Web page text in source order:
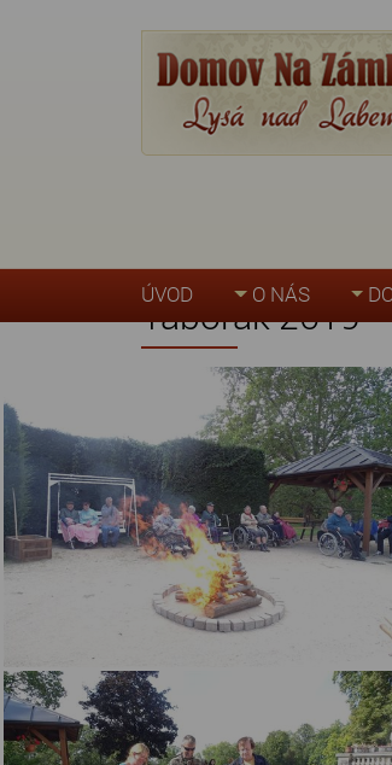
ÚVOD O NÁS
Úvodní stránka » Akce,
Táborák 2019